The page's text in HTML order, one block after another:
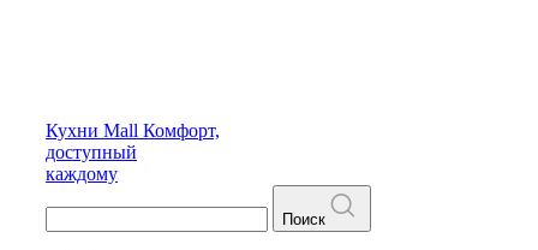
Кухни Mall Комфорт,
доступный
каждому
Поиск